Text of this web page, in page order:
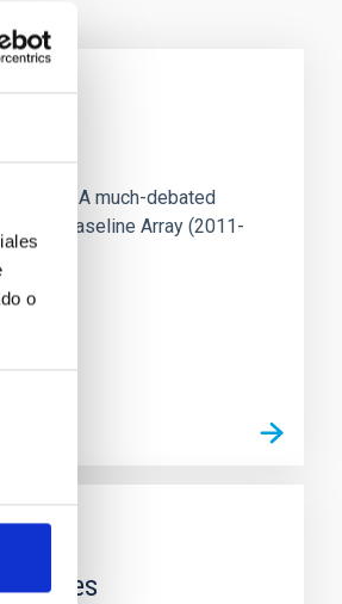
o
scales. A much-debated
Long Baseline Array (2011-
images